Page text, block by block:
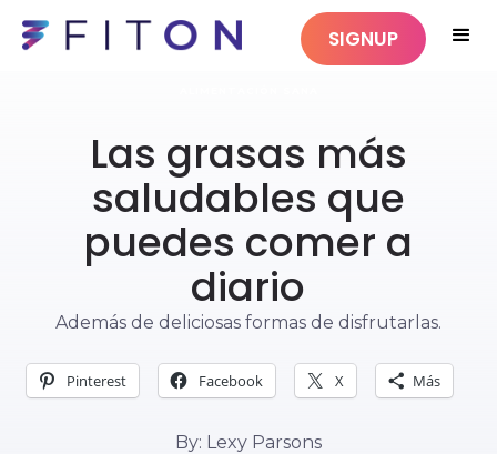
SIGNUP
Las grasas más
saludables que
puedes comer a
diario
Además de deliciosas formas de disfrutarlas.
Pinterest Facebook X Más
By: Lexy Parsons